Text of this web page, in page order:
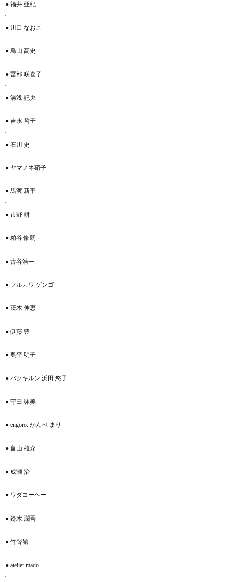
● 福井 亜紀
● 川口 なおこ
● 鳥山 高史
● 冨部 咲喜子
● 湯浅 記央
● 吉永 哲子
● 石川 史
● ヤマノネ硝子
● 馬渡 新平
● 市野 耕
● 粕谷 修朗
● 古谷浩一
● フルカワ ゲンゴ
● 茨木 伸恵
● 伊藤 豊
● 奥平 明子
● バクキルン 浜田 悠子
● 守田 詠美
● engoro. かんべ まり
● 畠山 雄介
● 成瀬 治
● ワダコーヘー
● 鈴木 潤吾
● 竹聲館
● atelier mado